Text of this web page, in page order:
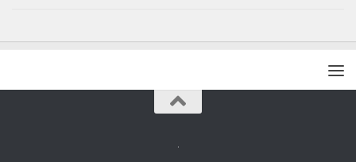
.